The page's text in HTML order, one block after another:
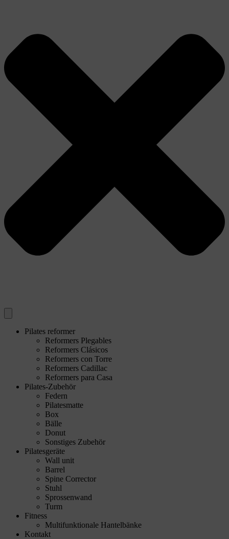
Pilates reformer
Reformers Plegables
Reformers Clásicos
Reformers con Torre
Reformers Cadillac
Reformers para Casa
Pilates-Zubehör
Federn
Pilatesmatte
Box
Bälle
Donut
Sonstiges Zubehör
Pilatesgeräte
Wall unit
Barrel
Spine Corrector
Stuhl
Sprossenwand
Turm
Fitness
Multifunktionale Hantelbänke
Kontakt